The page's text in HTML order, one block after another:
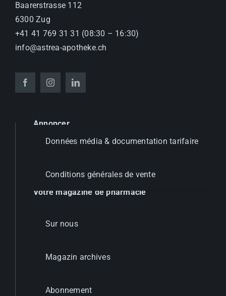
Baarerstrasse 112
6300 Zug
+41 41 769 31 31 (08:30 – 16:30)
info@astrea-apotheke.ch
Annoncer
Données média & documentation tarifaire
Conditions générales de vente
Votre magazine de pharmacie
Sur nous
Magazin archives
Abonnement